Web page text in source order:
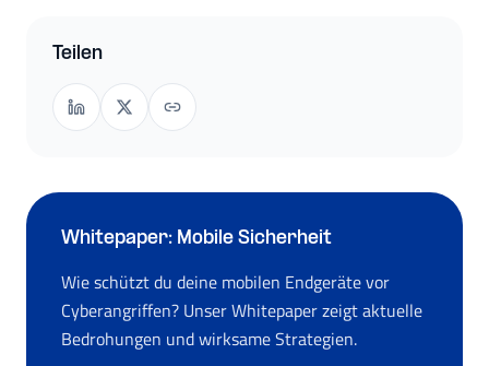
Teilen
Whitepaper: Mobile Sicherheit
Wie schützt du deine mobilen Endgeräte vor
Cyberangriffen? Unser Whitepaper zeigt aktuelle
Bedrohungen und wirksame Strategien.